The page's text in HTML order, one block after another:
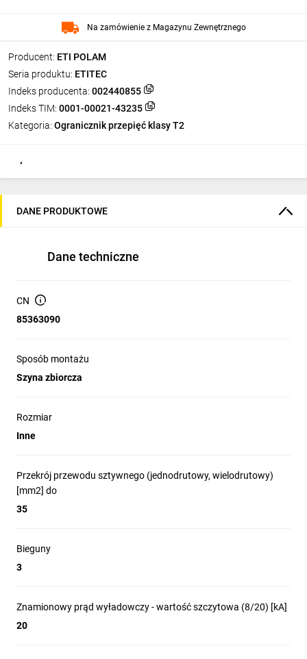
Producent: ETI POLAM
Seria produktu: ETITEC
Indeks producenta: 002440855
Indeks TIM: 0001-00021-43235
Kategoria: Ogranicznik przepięć klasy T2
Na zamówienie z Magazynu Zewnętrznego
DANE PRODUKTOWE
Dane techniczne
CN
85363090
Sposób montażu
Szyna zbiorcza
Rozmiar
Inne
Przekrój przewodu sztywnego (jednodrutowy, wielodrutowy)
[mm2] do
35
Bieguny
3
Znamionowy prąd wyładowczy - wartość szczytowa (8/20) [kA]
20